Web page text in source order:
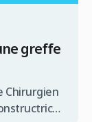
greffe
Chirurgien